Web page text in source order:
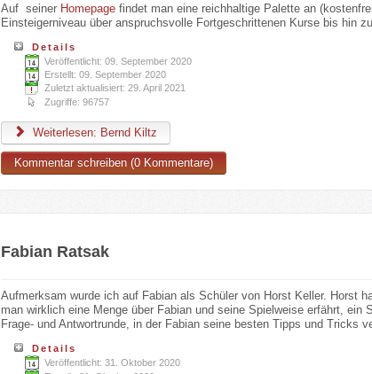
Auf seiner Homepagefindet man eine reichhaltige Palette an
Einsteigerniveau über anspruchsvolle Fortgeschrittenen Kurse bis hin
Details
Veröffentlicht: 09. September 2020
Erstellt: 09. September 2020
Zuletzt aktualisiert: 29. April 2021
Zugriffe: 96757
Weiterlesen: Bernd Kiltz
Kommentar schreiben (0 Kommentare)
Fabian Ratsak
Aufmerksam wurde ich auf Fabian als Schüler von Horst Keller. Horst
man wirklich eine Menge über Fabian und seine Spielweise erfährt,
Frage- und Antwortrunde, in der Fabian seine besten Tipps und Tricks
Details
Veröffentlicht: 31. Oktober 2020